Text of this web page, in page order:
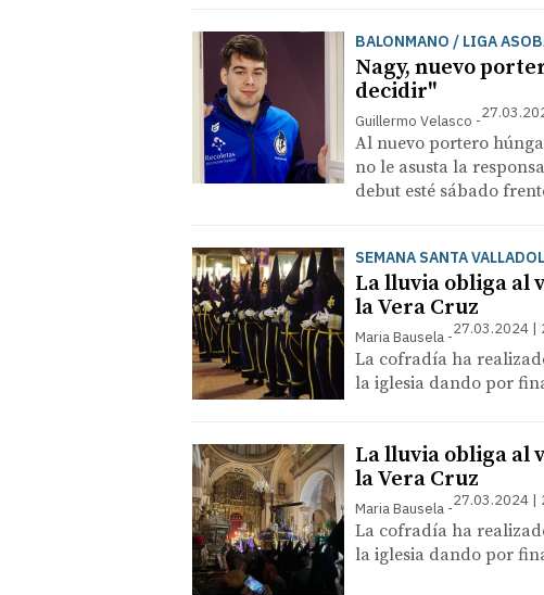
BALONMANO / LIGA
Nagy, nuevo
decidir"
Guillermo Velasco
Al nuevo portero
no le asusta la
debut esté sábado
SEMANA SANTA
La lluvia obliga al
la Vera Cruz
Maria Bausela 27.03.2024 |
La cofradía ha
la iglesia dando por
La lluvia obliga al
la Vera Cruz
Maria Bausela 27.03.2024 |
La cofradía ha
la iglesia dando por